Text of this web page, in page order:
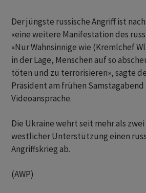
Der jüngste russische Angriff ist
«eine weitere Manifestation des
«Nur Wahnsinnige wie (Kremlchef
in der Lage, Menschen auf so
töten und zu terrorisieren», sagte
Präsident am frühen
Videoansprache.
Die Ukraine wehrt seit mehr als
westlicher Unterstützung einen
Angriffskrieg ab.
(AWP)